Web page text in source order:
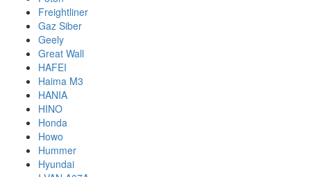
Freightliner
Gaz Siber
Geely
Great Wall
HAFEI
Haima M3
HANIA
HINO
Honda
Howo
Hummer
Hyundai